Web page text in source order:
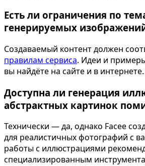
Есть ли ограничения по
генерируемых
Создаваемый контент должен
правилам сервиса. Идеи и
вы найдёте на сайте и в интернете.
Доступна ли генерация
абстрактных картинок
Технически — да, однако Facee
для реалистичных фотографий с
работы с иллюстрациями
специализированным